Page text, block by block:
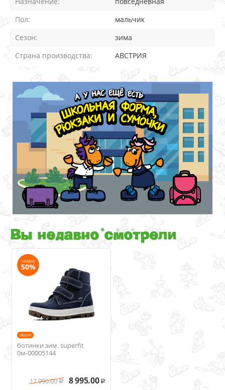
Пол:
мальчик
Сезон:
зима
Страна производства:
АВСТРИЯ
Вы недавно смотрели
СКИДКА
50%
AКЦИЯ
ботинки зим. superfit
0м-00005144
17 990.00 Р 8 995.00 Р